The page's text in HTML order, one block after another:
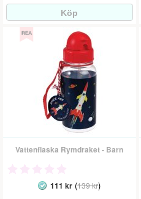
Vattenflaska Rymdraket - Barn
111 kr (139 kr)